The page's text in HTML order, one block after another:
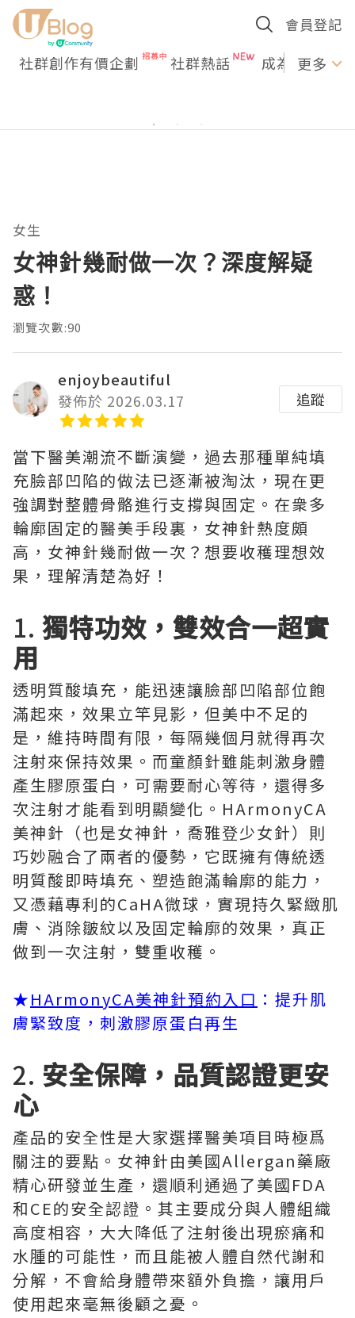
會員登記
社群創作有價企劃 社群熱話 成為U更多
女生
女神針幾耐做一次？深度解疑
惑！
瀏覽次數:90
enjoybeautiful
發佈於 2026.03.17
追蹤
當下醫美潮流不斷演變，過去那種單純填
充臉部凹陷的做法已逐漸被淘汰，現在更
強調對整體骨骼進行支撐與固定。在衆多
輪廓固定的醫美手段裏，女神針熱度頗
高，女神針幾耐做一次？想要收穫理想效
果，理解清楚為好！
1. 獨特功效，雙效合一超實
用
透明質酸填充，能迅速讓臉部凹陷部位飽
滿起來，效果立竿見影，但美中不足的
是，維持時間有限，每隔幾個月就得再次
注射來保持效果。而童顏針雖能刺激身體
產生膠原蛋白，可需要耐心等待，還得多
次注射才能看到明顯變化。HArmonyCA
美神針（也是女神針，喬雅登少女針）則
巧妙融合了兩者的優勢，它既擁有傳統透
明質酸即時填充、塑造飽滿輪廓的能力，
又憑藉專利的CaHA微球，實現持久緊緻肌
膚、消除皺紋以及固定輪廓的效果，真正
做到一次注射，雙重收穫。
★HArmonyCA美神針預約入口 ：提升肌
膚緊致度，刺激膠原蛋白再生
2. 安全保障，品質認證更安
心
產品的安全性是大家選擇醫美項目時極爲
關注的要點。女神針由美國Allergan藥廠
精心研發並生產，還順利通過了美國FDA
和CE的安全認證。其主要成分與人體組織
高度相容，大大降低了注射後出現瘀痛和
水腫的可能性，而且能被人體自然代謝和
分解，不會給身體帶來額外負擔，讓用戶
使用起來毫無後顧之憂。